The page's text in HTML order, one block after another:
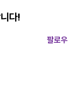
다!
팔로우